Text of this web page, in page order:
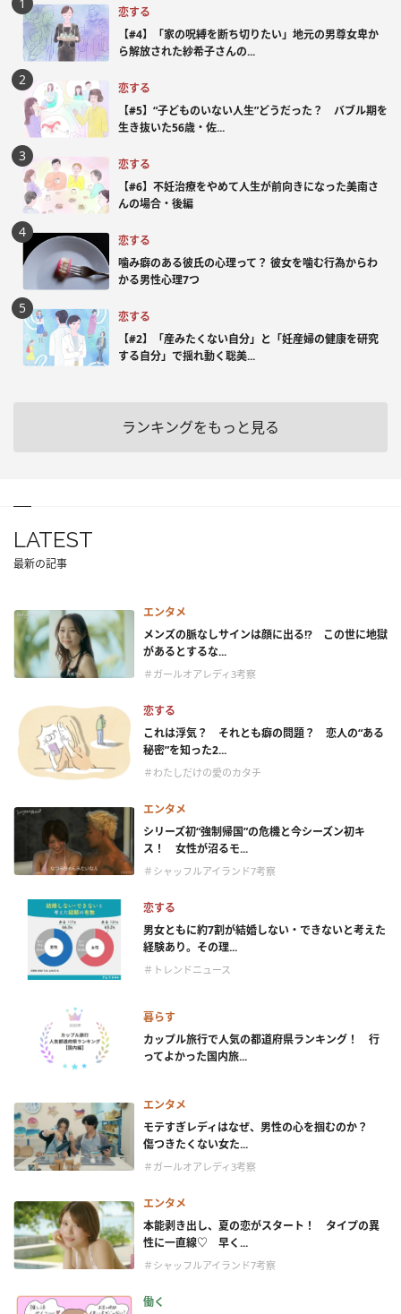
恋する
【#4】「家の呪縛を断ち切りたい」地元の男尊女卑か
ら解放された紗希子さんの...
恋する
【#5】“子どものいない人生”どうだった？ バブル期を
生き抜いた56歳・佐...
恋する
【#6】不妊治療をやめて人生が前向きになった美南さ
んの場合・後編
恋する
噛み癖のある彼氏の心理って？ 彼女を噛む行為からわ
かる男性心理7つ
恋する
【#2】「産みたくない自分」と「妊産婦の健康を研究
する自分」で揺れ動く聡美...
ランキングをもっと見る
LATEST
最新の記事
エンタメ
メンズの脈なしサインは顔に出る!? この世に地獄
があるとするな...
＃ガールオアレディ3考察
恋する
これは浮気？ それとも癖の問題？ 恋人の“ある
秘密”を知った2...
＃わたしだけの愛のカタチ
エンタメ
シリーズ初“強制帰国”の危機と今シーズン初キ
ス！ 女性が沼るモ...
＃シャッフルアイランド7考察
恋する
男女ともに約7割が結婚しない・できないと考えた
経験あり。その理...
＃トレンドニュース
暮らす
カップル旅行で人気の都道府県ランキング！ 行
ってよかった国内旅...
エンタメ
モテすぎレディはなぜ、男性の心を掴むのか？
傷つきたくない女た...
＃ガールオアレディ3考察
エンタメ
本能剥き出し、夏の恋がスタート！ タイプの異
性に一直線♡ 早く...
＃シャッフルアイランド7考察
働く